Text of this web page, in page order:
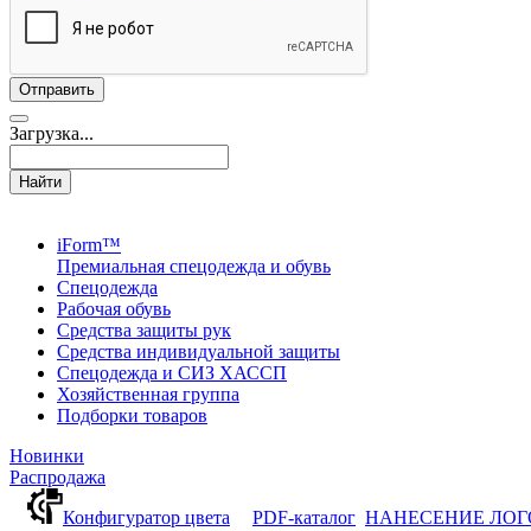
Загрузка...
Найти
iForm™
Премиальная спецодежда и обувь
Спецодежда
Рабочая обувь
Средства защиты рук
Средства индивидуальной защиты
Спецодежда и СИЗ ХАССП
Хозяйственная группа
Подборки товаров
Новинки
Распродажа
Конфигуратор цвета
PDF-каталог НАНЕСЕНИЕ